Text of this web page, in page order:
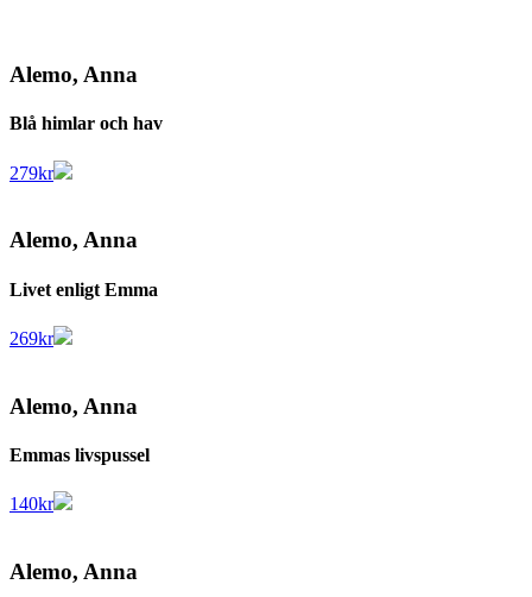
Alemo, Anna
Blå himlar och hav
279kr
Alemo, Anna
Livet enligt Emma
269kr
Alemo, Anna
Emmas livspussel
140kr
Alemo, Anna